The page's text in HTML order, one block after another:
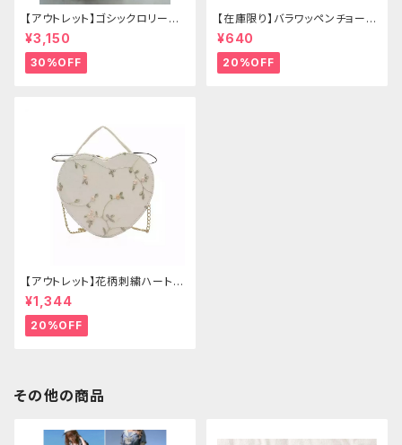
【アウトレット】ゴシックロリータ
ゴールドクラウン＆ホーン(ヴェ
ール付き)
¥3,150
30%OFF
【在庫限り】バラワッペンチョーカ
ー
¥640
20%OFF
【アウトレット】花柄刺繍ハートバ
ッグ
¥1,344
20%OFF
その他の商品